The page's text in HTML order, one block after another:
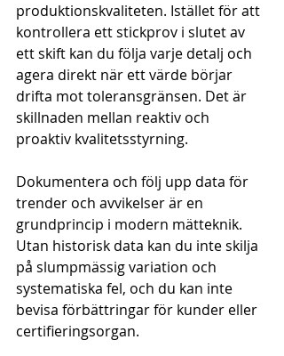
produktionskvaliteten. Istället för att
kontrollera ett stickprov i slutet av
ett skift kan du följa varje detalj och
agera direkt när ett värde börjar
drifta mot toleransgränsen. Det är
skillnaden mellan reaktiv och
proaktiv kvalitetsstyrning.
Dokumentera och följ upp data för
trender och avvikelser är en
grundprincip i modern mätteknik.
Utan historisk data kan du inte skilja
på slumpmässig variation och
systematiska fel, och du kan inte
bevisa förbättringar för kunder eller
certifieringsorgan.